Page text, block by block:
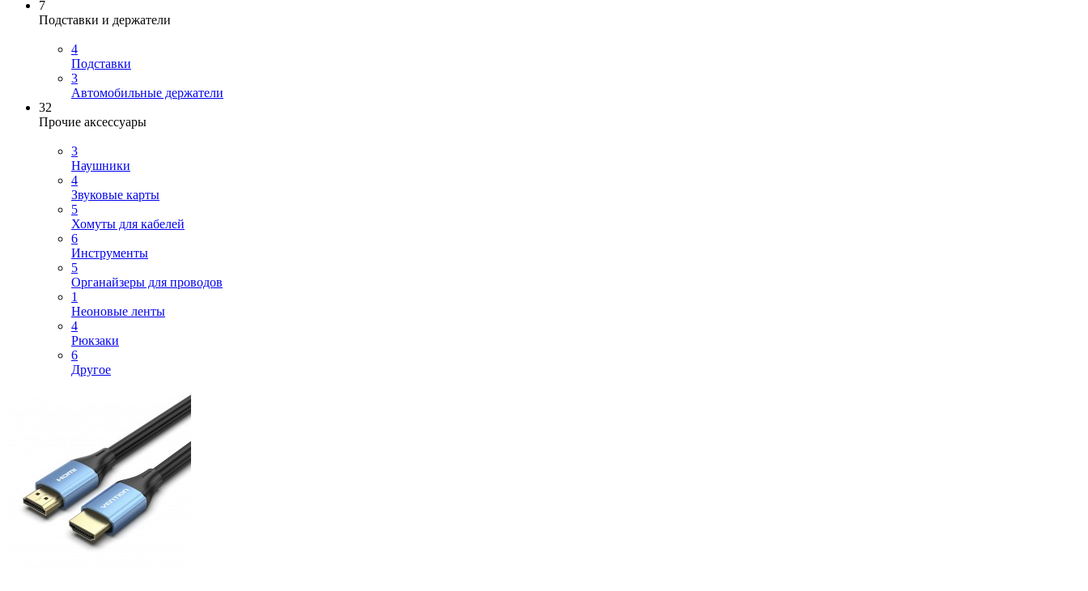
7
Подставки и держатели
4
Подставки
3
Автомобильные держатели
32
Прочие аксессуары
3
Наушники
4
Звуковые карты
5
Хомуты для кабелей
6
Инструменты
5
Органайзеры для проводов
1
Неоновые ленты
4
Рюкзаки
6
Другое